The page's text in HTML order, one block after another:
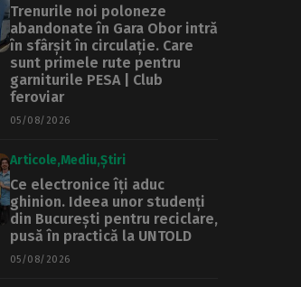
Trenurile noi poloneze
abandonate în Gara Obor intră
în sfârșit în circulație. Care
sunt primele rute pentru
garniturile PESA | Club
feroviar
05/08/2026
Articole Mediu Știri
Ce electronice îți aduc
ghinion. Ideea unor studenți
din București pentru reciclare,
pusă în practică la UNTOLD
05/08/2026